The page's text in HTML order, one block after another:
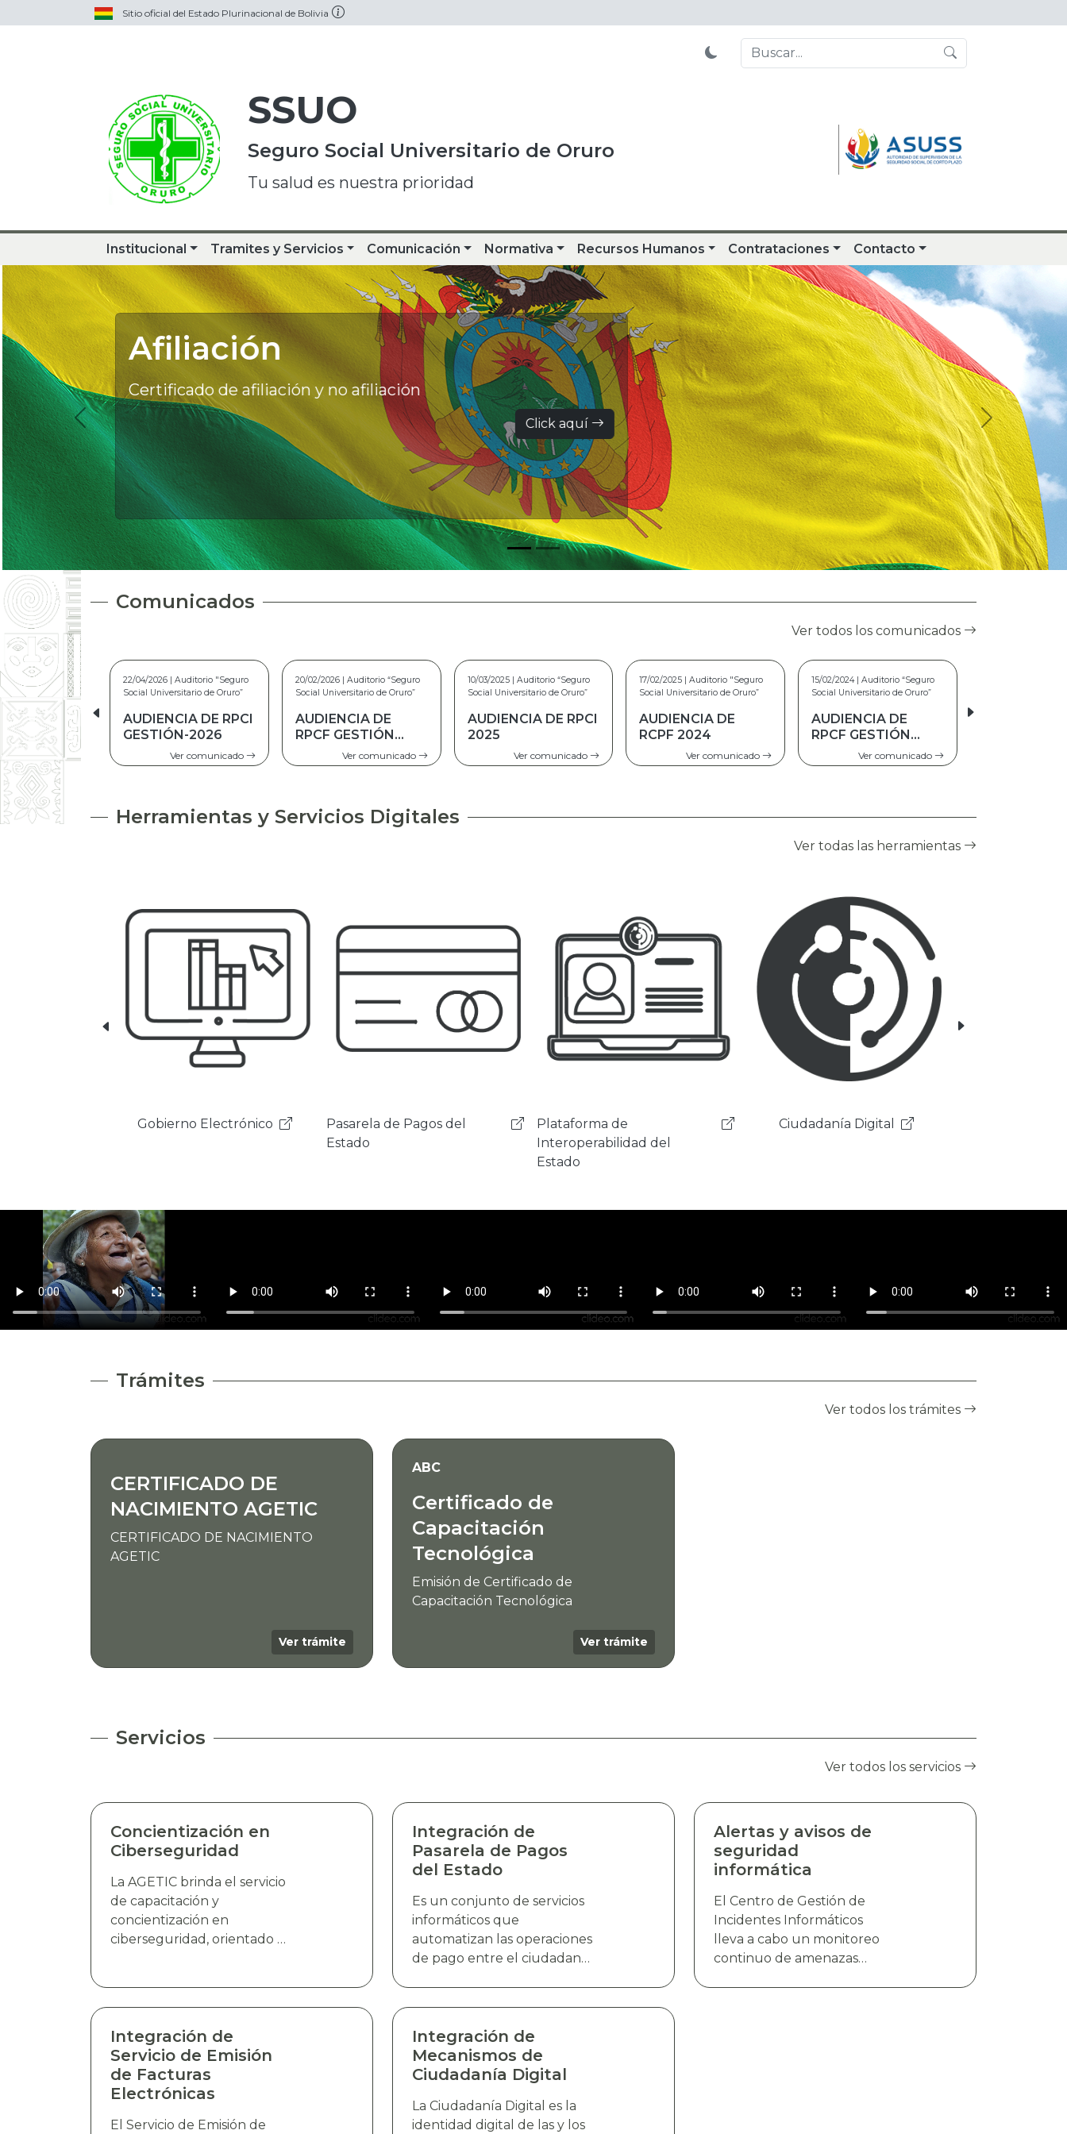
Sitio oficial del Estado Plurinacional de Bolivia
SSUO
Seguro Social Universitario de Oruro
Tu salud es nuestra prioridad
Institucional Tramites y Servicios Comunicación Normativa Recursos Humanos Contrataciones Contacto
Afiliación
Certificado de afiliación y no afiliación
Click aquí
Comunicados
Ver todos los comunicados
20/02/2026 | Auditorio “Seguro
Social Universitario de Oruro”
AUDIENCIA DE
RPCF GESTIÓN
Ver comunicado
10/03/2025 | Auditorio “Seguro
Social Universitario de Oruro”
AUDIENCIA DE RPCI
2025
Ver comunicado
17/02/2025 | Auditorio "Seguro
Social Universitario de Oruro”
AUDIENCIA DE
RCPF 2024
Ver comunicado
15/02/2024 | Auditorio “Seguro
Social Universitario de Oruro”
AUDIENCIA DE
RPCF GESTIÓN
Ver comunicado
02/08/2023 | Seguro Social
Universitario de Oruro
TRATO
PREFERENTE A
PERSONAS
ADULTAS MAYORES
Ver comunicado
Herramientas y Servicios Digitales
Ver todas las herramientas
Pasarela de Pagos del
Plataforma de
Interoperabilidad del
Ciudadanía Digital Gobierno Electrónico
Trámites
Ver todos los trámites
CERTIFICADO DE
NACIMIENTO AGETIC
CERTIFICADO DE NACIMIENTO
AGETIC
Ver trámite
ABC
Certificado de
Capacitación
Tecnológica
Emisión de Certificado de
Capacitación Tecnológica
Ver trámite
Servicios
Ver todos los servicios
Concientización en
Ciberseguridad
La AGETIC brinda el servicio
de capacitación y
concientización en
ciberseguridad, orientado a
relacionadas con la
prevención de riesgos,
buenas prácticas de
identificación y respuesta a
mediante charlas dinámicas
Integración de
Pasarela de Pagos
del Estado
Es un conjunto de servicios
informáticos que
automatizan las operaciones
de pago entre el ciudadano
Pagos del Estado (PPE)
permite la integración de
pagos en línea, quitando
tradicional de una boleta de
pago evitando que el
Alertas y avisos de
seguridad
informática
El Centro de Gestión de
Incidentes Informáticos
lleva a cabo un monitoreo
continuo de amenazas
Integración de
Servicio de Emisión
de Facturas
Electrónicas
El Servicio de Emisión de
Integración de
Mecanismos de
Ciudadanía Digital
La Ciudadanía Digital es la
identidad digital de las y los